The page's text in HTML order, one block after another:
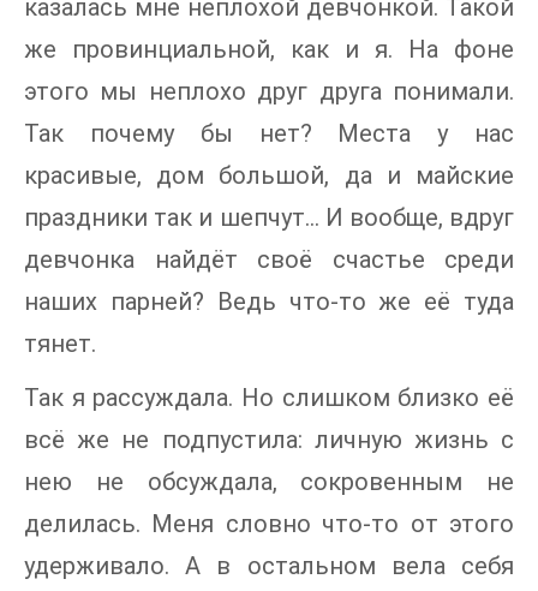
казалась мне неплохой девчонкой. Такой
же провинциальной, как и я. На фоне
этого мы неплохо друг друга понимали.
Так почему бы нет? Места у нас
красивые, дом большой, да и майские
праздники так и шепчут… И вообще, вдруг
девчонка найдёт своё счастье среди
наших парней? Ведь что-то же её туда
тянет.
Так я рассуждала. Но слишком близко её
всё же не подпустила: личную жизнь с
нею не обсуждала, сокровенным не
делилась. Меня словно что-то от этого
удерживало. А в остальном вела себя